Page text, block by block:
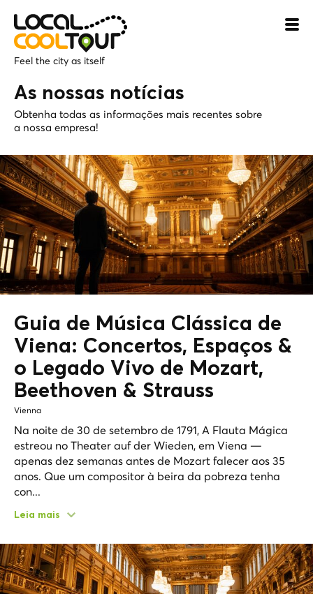
Feel the city as itself
As nossas notícias
Obtenha todas as informações mais recentes sobre
a nossa empresa!
Guia de Música Clássica de
Viena: Concertos, Espaços &
o Legado Vivo de Mozart,
Beethoven & Strauss
Vienna
Na noite de 30 de setembro de 1791, A Flauta Mágica
estreou no Theater auf der Wieden, em Viena —
apenas dez semanas antes de Mozart falecer aos 35
anos. Que um compositor à beira da pobreza tenha
con...
Leia mais